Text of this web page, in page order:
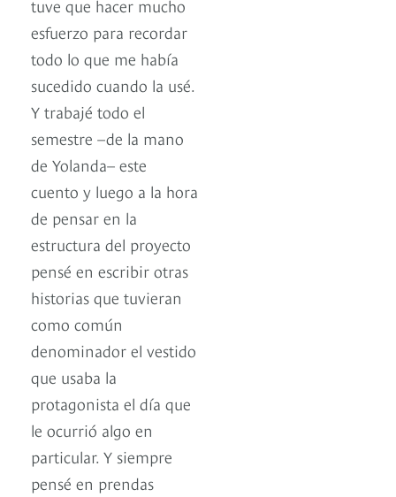
tuve que hacer mucho
esfuerzo para recordar
todo lo que me había
sucedido cuando la usé.
Y trabajé todo el
semestre –de la mano
de Yolanda– este
cuento y luego a la hora
de pensar en la
estructura del proyecto
pensé en escribir otras
historias que tuvieran
como común
denominador el vestido
que usaba la
protagonista el día que
le ocurrió algo en
particular. Y siempre
pensé en prendas